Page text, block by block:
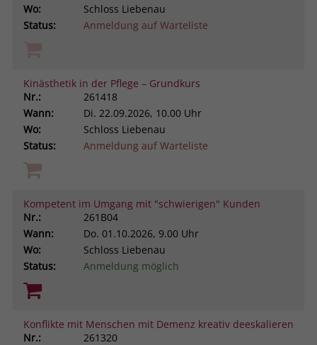
Wo:
Schloss Liebenau
Status:
Anmeldung auf Warteliste
Kinästhetik in der Pflege – Grundkurs
Nr.:
261418
Wann:
Di. 22.09.2026, 10.00 Uhr
Wo:
Schloss Liebenau
Status:
Anmeldung auf Warteliste
Kompetent im Umgang mit "schwierigen" Kunden
Nr.:
261B04
Wann:
Do. 01.10.2026, 9.00 Uhr
Wo:
Schloss Liebenau
Status:
Anmeldung möglich
Konflikte mit Menschen mit Demenz kreativ deeskalieren
Nr.:
261320